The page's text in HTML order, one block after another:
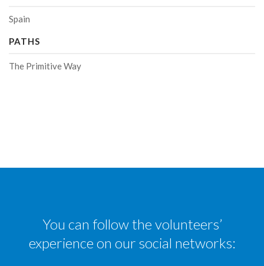
Spain
PATHS
The Primitive Way
You can follow the volunteers’
experience on our social networks: